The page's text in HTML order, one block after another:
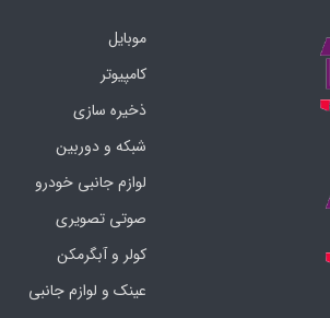
موبایل
کامپیوتر
ذخیره سازی
شبکه و دوربین
لوازم جانبی خودرو
صوتی تصویری
کولر و آبگرمکن
عینک و لوازم جانبی